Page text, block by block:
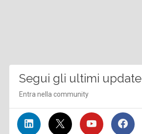
Segui gli ultimi update
Entra nella community